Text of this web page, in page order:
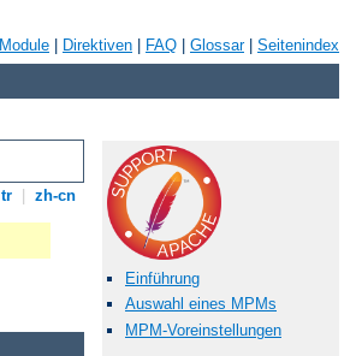
Module Direktiven FAQ Glossar| Seitenindex
tr zh-cn
Einführung
Auswahl eines MPMs
MPM-Voreinstellungen